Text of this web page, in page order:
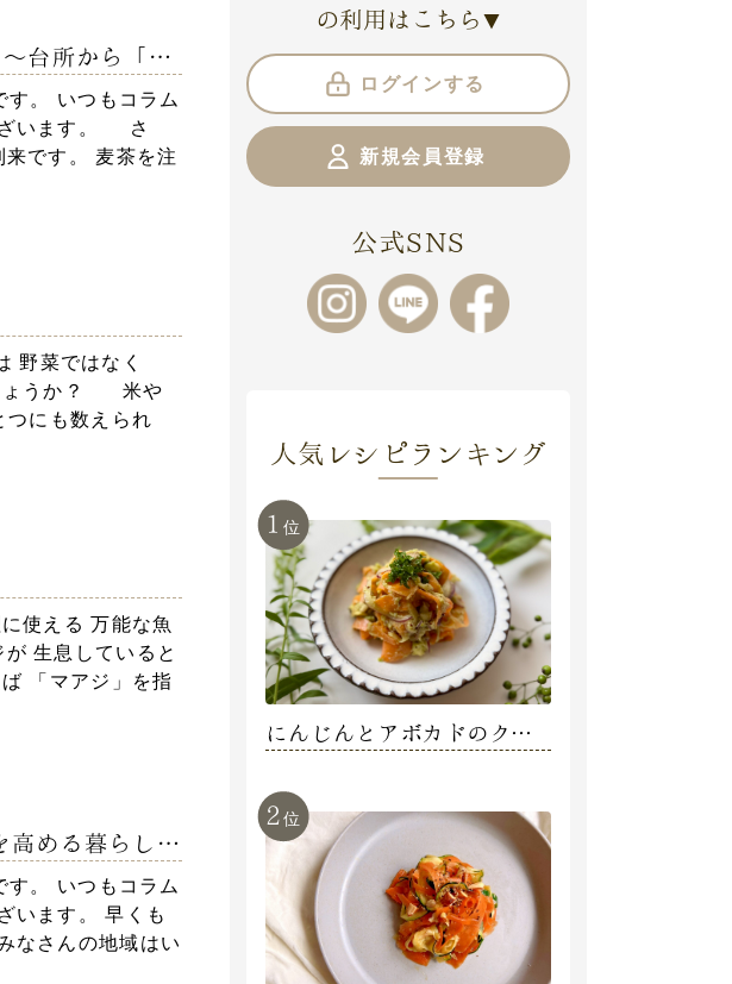
台所から「き
す。 いつもコラム
ざいます。 さ
です。 麦茶を注
野菜ではなく
ょうか？ 米や
つにも数えられ
使える 万能な魚
生息していると
「マアジ」を指
高める暮らし
。 いつもコラム
います。 早くも
なさんの地域はい
の利用はこちら ▼
ログインする
新規会員登録
公式SNS
人気レシピランキング
1 位
にんじんとアボカドのクリ
日香】
2位